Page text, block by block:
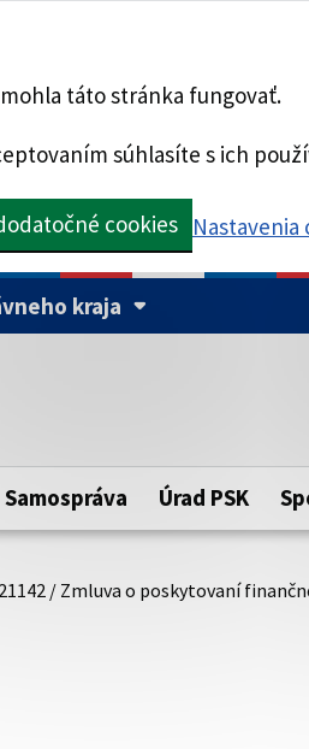
táto stránka fungovať.
súhlasíte s ich
cookies Nastavenia
kraja
samosprávneho kraja.
Samospráva Úrad PSK
21142 / Zmluva o poskytovaní